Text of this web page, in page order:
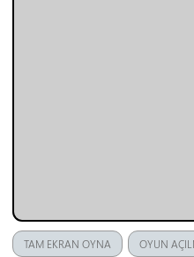
TAM EKRAN OYNA OYUN